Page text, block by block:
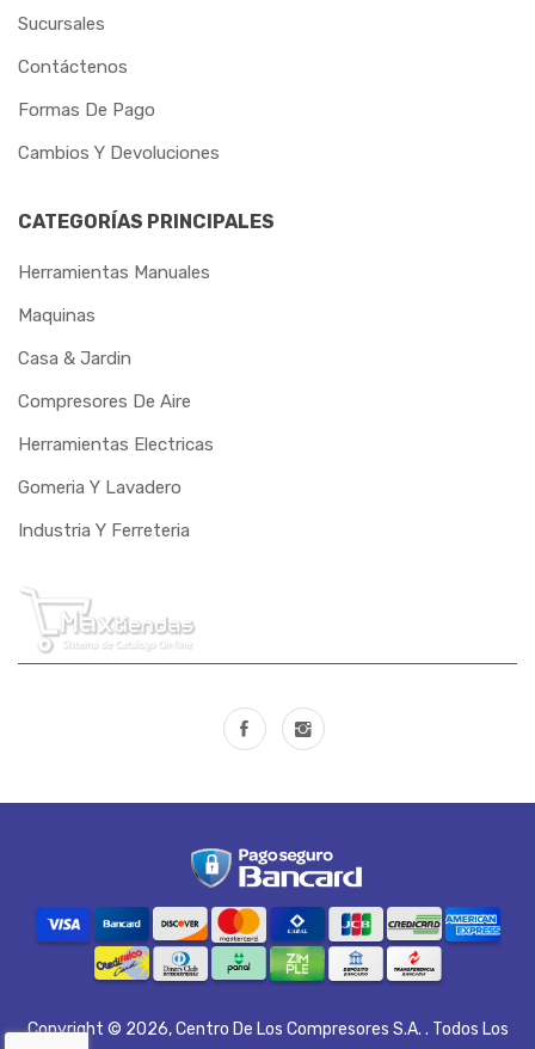
Sucursales
Contáctenos
Formas De Pago
Cambios Y Devoluciones
CATEGORÍAS PRINCIPALES
Herramientas Manuales
Maquinas
Casa & Jardin
Compresores De Aire
Herramientas Electricas
Gomeria Y Lavadero
Industria Y Ferreteria
Copyright © 2026,Centro De Los Compresores S.A. . Todos Los